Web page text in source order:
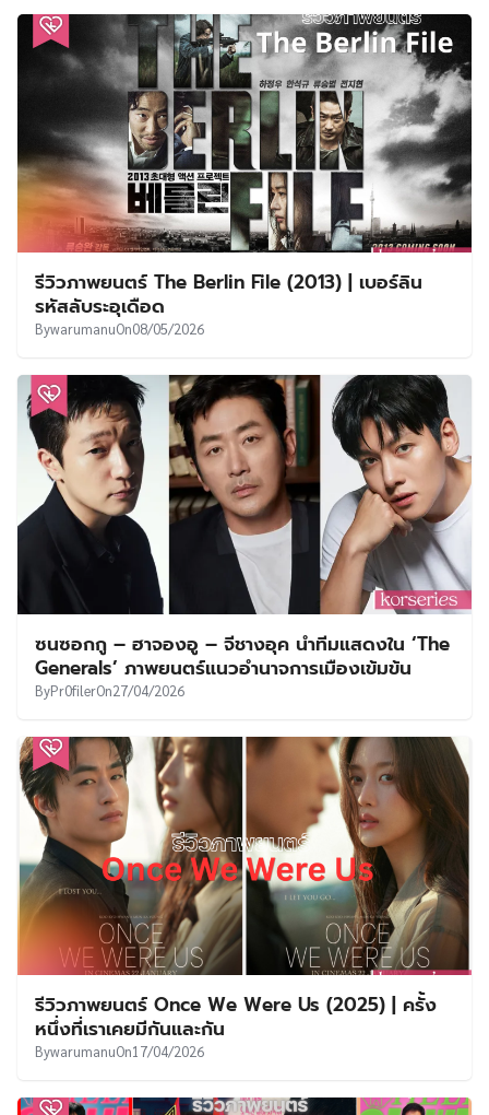
รีวิวภาพยนตร์ The Berlin File (2013) | เบอร์ลิน
รหัสลับระอุเดือด
BywarumanuOn08/05/2026
ซนซอกกู – ฮาจองอู – จีชางอุค นำทีมแสดงใน ‘The
Generals’ ภาพยนตร์แนวอำนาจการเมืองเข้มข้น
ByPr0filerOn27/04/2026
รีวิวภาพยนตร์ Once We Were Us (2025) | ครั้ง
หนึ่งที่เราเคยมีกันและกัน
BywarumanuOn17/04/2026